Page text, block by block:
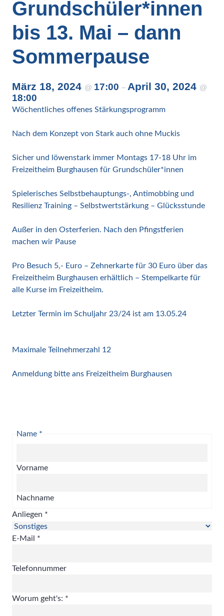
Grundschüler*innen
bis 13. Mai – dann
Sommerpause
März 18, 2024 @ 17:00 – April 30, 2024 @
18:00
Wöchentliches offenes Stärkungsprogramm
Nach dem Konzept von Stark auch ohne Muckis
Sicher und löwenstark immer Montags 17-18 Uhr im
Freizeitheim Burghausen für Grundschüler*innen
Spielerisches Selbstbehauptungs-, Antimobbing und
Resilienz Training – Selbstwertstärkung – Glücksstunde
Außer in den Osterferien. Nach den Pfingstferien
machen wir Pause
Pro Besuch 5,- Euro – Zehnerkarte für 30 Euro über das
Freizeitheim Burghausen erhältlich – Stempelkarte für
alle Kurse im Freizeitheim.
Letzter Termin im Schuljahr 23/24 ist am 13.05.24
Maximale Teilnehmerzahl 12
Anmeldung bitte ans Freizeitheim Burghausen
Name *
Vorname
Nachname
Anliegen *
E-Mail *
Telefonnummer
Worum geht's: *